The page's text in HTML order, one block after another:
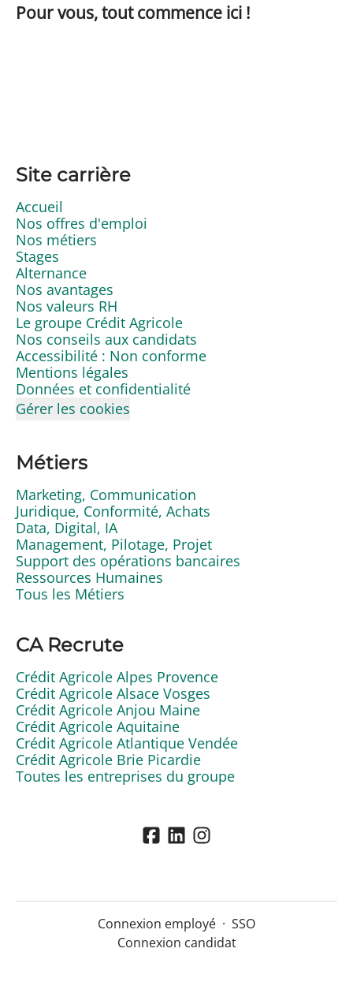
Pour vous, tout commence ici !
Site carrière
Accueil
Nos offres d'emploi
Nos métiers
Stages
Alternance
Nos avantages
Nos valeurs RH
Le groupe Crédit Agricole
Nos conseils aux candidats
Accessibilité : Non conforme
Mentions légales
Données et confidentialité
Gérer les cookies
Métiers
Marketing, Communication
Juridique, Conformité, Achats
Data, Digital, IA
Management, Pilotage, Projet
Support des opérations bancaires
Ressources Humaines
Tous les Métiers
CA Recrute
Crédit Agricole Alpes Provence
Crédit Agricole Alsace Vosges
Crédit Agricole Anjou Maine
Crédit Agricole Aquitaine
Crédit Agricole Atlantique Vendée
Crédit Agricole Brie Picardie
Toutes les entreprises du groupe
Connexion employé · SSO
Connexion candidat